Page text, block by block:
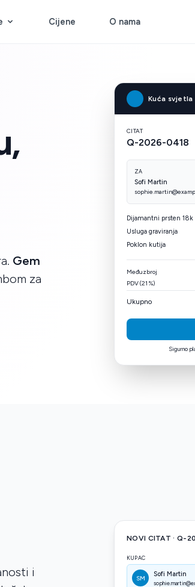
Cijene O nama
Gem
za
Kuća svjetla
CITAT
Q-2026-0418
ZA
Sofi Martin
Dijamantni prsten 18k
Usluga graviranja
Poklon kutija
Međuzbroj
PDV (21 %)
Ukupno
Sigurno
i
NOVI CITAT · Q-
KUPAC
SM
Sofi Martin